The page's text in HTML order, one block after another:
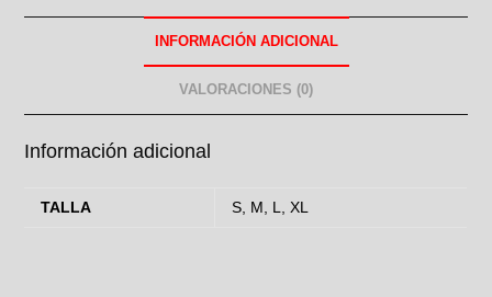
INFORMACIÓN ADICIONAL
VALORACIONES (0)
Información adicional
TALLA S, M, L, XL